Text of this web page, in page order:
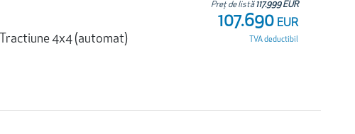
Tractiune 4x4 (automat)
Preț de listă117.999 EUR
107.690 EUR
TVA deductibil